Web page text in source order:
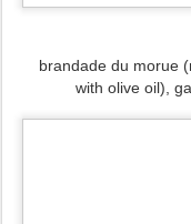
brandade du morue
with olive oil),